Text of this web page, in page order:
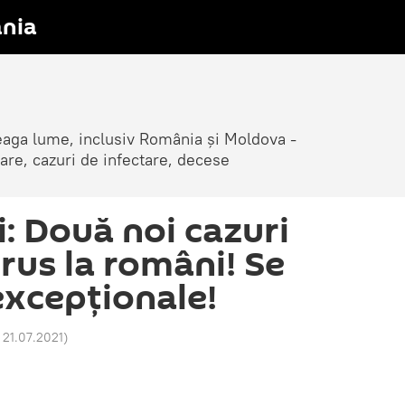
lume, inclusiv România și Moldova -
cazuri de infectare, decese
Două noi cazuri
la români! Se
21.07.2021)